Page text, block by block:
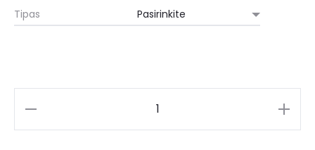
Tipas